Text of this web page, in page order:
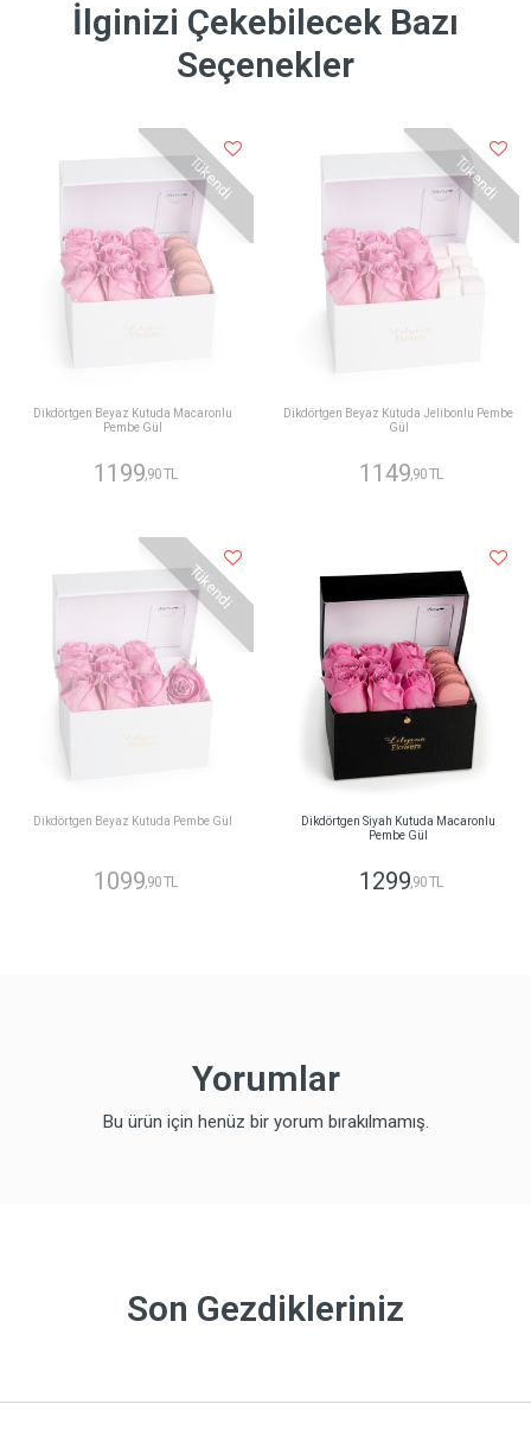
İlginizi Çekebilecek Bazı
Seçenekler
Tükendi
Dikdörtgen Beyaz Kutuda Macaronlu
Pembe Gül
1199 ,90 TL
Tükendi
Dikdörtgen Beyaz Kutuda Jelibonlu Pembe
Gül
1149 ,90 TL
Tükendi
Dikdörtgen Beyaz Kutuda Pembe Gül
1099,90 TL
Dikdörtgen Siyah Kutuda Macaronlu
Pembe Gül
1299,90 TL
Yorumlar
Bu ürün için henüz bir yorum bırakılmamış.
Son Gezdikleriniz